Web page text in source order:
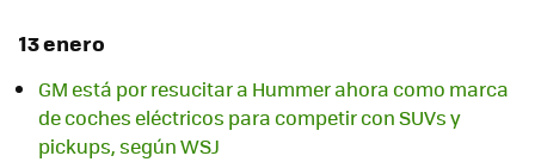
13 enero
GM está por resucitar a Hummer ahora como marca
de coches eléctricos para competir con SUVs y
pickups, según WSJ